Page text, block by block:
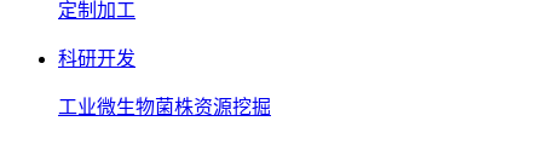
定制加工
科研开发
工业微生物菌株资源挖掘